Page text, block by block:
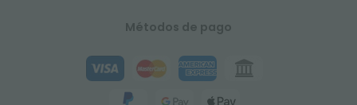
Métodos de pago